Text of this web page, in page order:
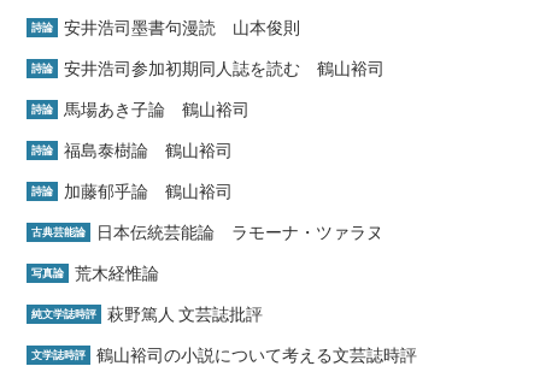
詩論 安井浩司墨書句漫読 山本俊則
詩論 安井浩司参加初期同人誌を読む 鶴山裕司
詩論 馬場あき子論 鶴山裕司
詩論 福島泰樹論 鶴山裕司
詩論 加藤郁乎論 鶴山裕司
古典芸能論 日本伝統芸能論 ラモーナ・ツァラヌ
写真論 荒木経惟論
純文学誌時評 萩野篤人 文芸誌批評
文学誌時評 鶴山裕司の小説について考える文芸誌時評